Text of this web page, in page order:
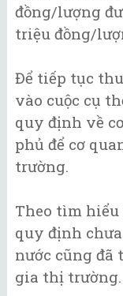
đồng/lượng
triệu đồng/
Để tiếp tục
vào cuộc cụ
quy định về
phủ để cơ
trường.
Theo tìm
quy định
nước cũng
gia thị trường.